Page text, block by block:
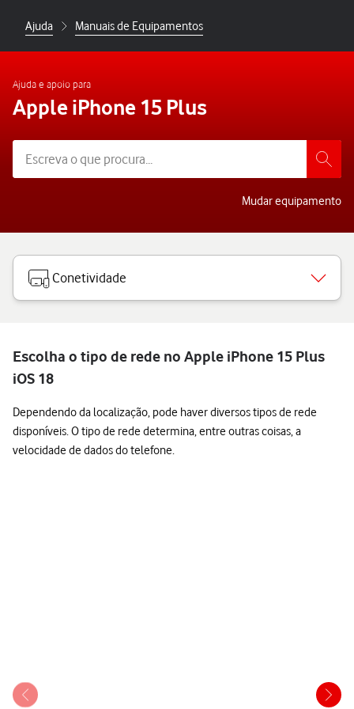
Ajuda Manuais de Equipamentos
Ajuda e apoio para
Apple iPhone 15 Plus
Mudar equipamento
Conetividade
Escolha o tipo de rede no Apple iPhone 15 Plus
iOS 18
Dependendo da localização, pode haver diversos tipos de rede
disponíveis. O tipo de rede determina, entre outras coisas, a
velocidade de dados do telefone.